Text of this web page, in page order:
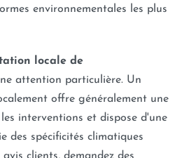
environnementales les plus
locale de
attention particulière. Un
offre généralement une
interventions et dispose d'une
des spécificités climatiques